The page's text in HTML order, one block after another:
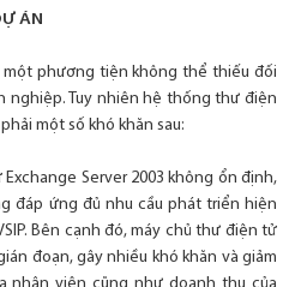
ÁN
một phương tiện không thể thiếu đối
nghiệp. Tuy nhiên hệ thống thư điện
một số khó khăn sau:
Server 2003 không ổn định,
đáp ứng đủ nhu cầu phát triển hiện
Bên cạnh đó, máy chủ thư điện tử
đoạn, gây nhiều khó khăn và giảm